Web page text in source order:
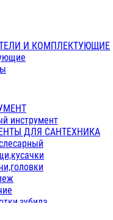
И КОМПЛЕКТУЮЩИЕ
инструмент
ДЛЯ САНТЕХНИКА